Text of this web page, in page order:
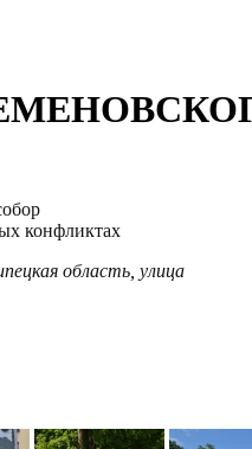
конфликтах
область улица